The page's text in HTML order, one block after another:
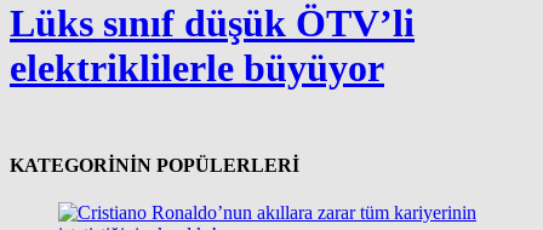
Lüks sınıf düşük ÖTV’li
elektriklilerle büyüyor
KATEGORİNİN POPÜLERLERİ